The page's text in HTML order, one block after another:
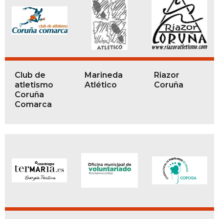
Club de
atletismo
Coruña
Comarca
Marineda
Atlético
Riazor
Coruña